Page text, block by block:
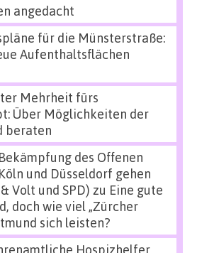
angedacht
für die Münsterstraße:
Aufenthaltsflächen
Mehrheit fürs
Über Möglichkeiten der
beraten
des Offenen
und Düsseldorf gehen
Volt und SPD) zu Eine gute
doch wie viel „Zürcher
sich leisten?
Hospizhelfer